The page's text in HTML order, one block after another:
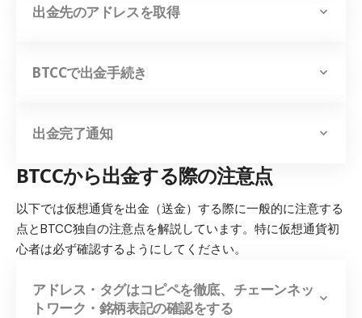
出金先のアドレスを取得
BTCCで出金手続き
出金完了通知
BTCCから出金する際の注意点
以下では仮想通貨を出金（送金）する際に一般的に注意する
点とBTCC独自の注意点を解説しています。特に仮想通貨初
心者は必ず確認するようにしてください。
アドレス・タグはコピペを徹底、チェーンネッ
トワーク・銘柄表記の確認をする